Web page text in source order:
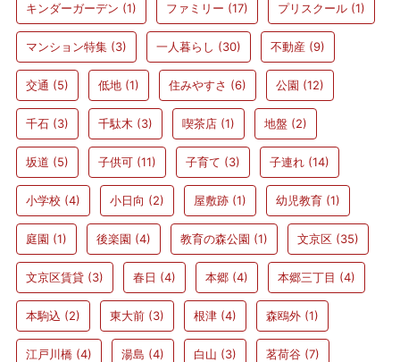
キンダーガーデン (1) ファミリー (17) プリスクール (1)
マンション特集 (3) 一人暮らし (30) 不動産 (9)
交通 (5) 低地 (1) 住みやすさ (6) 公園 (12)
千石 (3) 千駄木 (3) 喫茶店 (1) 地盤 (2)
坂道 (5) 子供可 (11) 子育て (3) 子連れ (14)
小学校 (4) 小日向 (2) 屋敷跡 (1) 幼児教育 (1)
庭園 (1) 後楽園 (4) 教育の森公園 (1) 文京区 (35)
文京区賃貸 (3) 春日 (4) 本郷 (4) 本郷三丁目 (4)
本駒込 (2) 東大前 (3) 根津 (4) 森鴎外 (1)
江戸川橋 (4) 湯島 (4) 白山 (3) 茗荷谷 (7)